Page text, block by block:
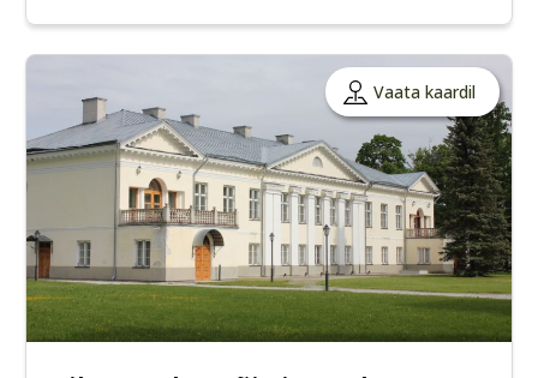
Vaata kaardil